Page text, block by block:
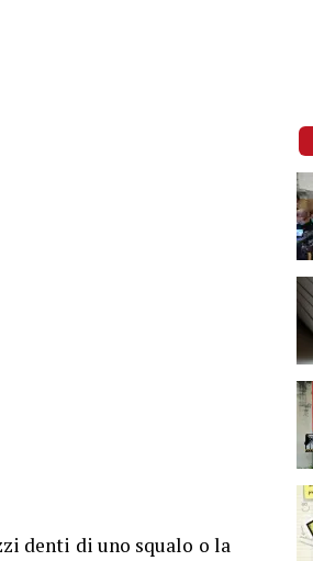
denti di uno squalo o la